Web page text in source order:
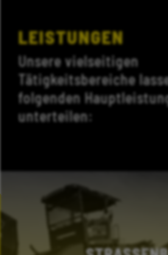
LEISTUNGEN
Unsere vielseitigen
Tätigkeitsbereiche
folgenden
unterteilen: